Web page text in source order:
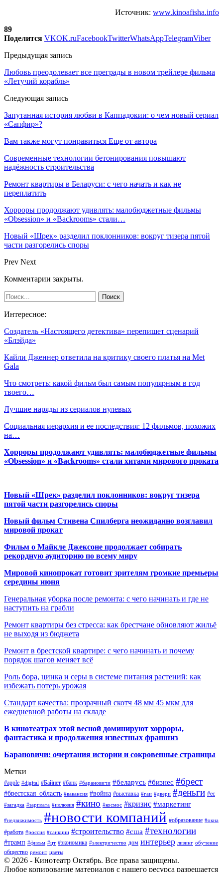
Источник: www.kinoafisha.info
89
Поделится VKOK.ruFacebookTwitterWhatsAppTelegramViber
Предыдущая запись
Любовь преодолевает все преграды в новом трейлере фильма
«Летучий корабль»
Следующая запись
Запутанная история любви в Каппадокии: о чем новый сериал
«Сапфир»?
Вам также могут понравиться Еще от автора
Современные технологии бетонирования повышают
надёжность строительства
Ремонт квартиры в Беларуси: с чего начать и как не
переплатить
Хорроры продолжают удивлять: малобюджетные фильмы
«Obsession» и «Backrooms» стали…
Новый «Шрек» разделил поклонников: вокруг тизера пятой
части разгорелись споры
Prev Next
Комментарии закрыты.
Интересное:
Создатель «Настоящего детектива» перепишет сценарий
«Блэйда»
Кайли Дженнер ответила на критику своего платья на Met
Gala
Что смотреть: какой фильм был самым популярным в год
твоего…
Лучшие наряды из сериалов нулевых
Социальная иерархия и ее последствия: 12 фильмов, похожих
на…
Хорроры продолжают удивлять: малобюджетные фильмы
«Obsession» и «Backrooms» стали хитами мирового проката
Новый «Шрек» разделил поклонников: вокруг тизера
пятой части разгорелись споры
Новый фильм Стивена Спилберга неожиданно возглавил
мировой прокат
Фильм о Майкле Джексоне продолжает собирать
рекордную аудиторию по всему миру
Мировой кинопрокат готовит зрителям громкие премьеры
середины июня
Генеральная уборка после ремонта: с чего начинать и где не
наступить на грабли
Ремонт квартиры без стресса: как брестчане обновляют жильё
не выходя из бюджета
Ремонт в брестской квартире: с чего начинать и почему
порядок шагов меняет всё
Роль бора, цинка и серы в системе питания растений: как
избежать потерь урожая
Стандарт качества: прозрачный скотч 48 мм 45 мкм для
ежедневной работы на складе
В кинотеатрах этой весной доминируют хорроры,
фантастика и продолжения известных франшиз
Барановичи: очертания истории и сокровенные страницы
Метки
#apple #digital #Байнет #банк #барановичи #беларусь #бизнес #брест
#брестская_область #вакансия #война #выставка #гаи #двери #деньги #ес
#загадка #зарплата #иллюзия #кино #космос #кризис #маркетинг
#недвижимость #новости компаний #образование #окна
#работа #россия #санкции #строительство #сша #технологии
#трамп #фильм #цт #экономика #электричество дом интерьер лизинг обучение
общество ремонт цветы
© 2026 - Кинотеатр Октябрь. Все права защищены.
Любое копирование материалов с нашего ресурса разрешается